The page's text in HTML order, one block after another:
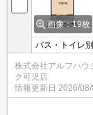
画像：19枚
バス・トイレ
を。
株式会社アルフハウ
ク可児店
情報更新日 2026/08/